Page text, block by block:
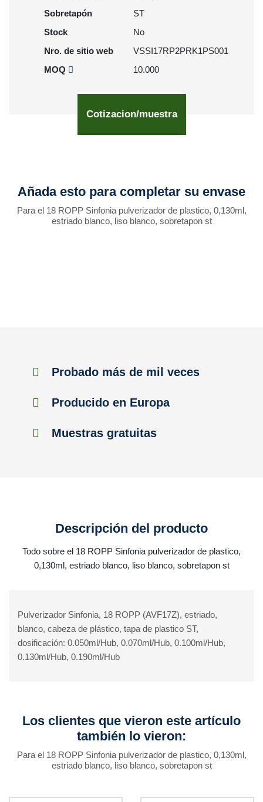
Sobretapón
ST
Stock
No
Nro. de sitio web
VSSI17RP2PRK1PS001
MOQ
10.000
Cotizacion/muestra
Añada esto para completar su envase
Para el 18 ROPP Sinfonia pulverizador de plastico, 0,130ml,
estriado blanco, liso blanco, sobretapon st
Probado más de mil veces
Producido en Europa
Muestras gratuitas
Descripción del producto
Todo sobre el 18 ROPP Sinfonia pulverizador de plastico,
0,130ml, estriado blanco, liso blanco, sobretapon st
Pulverizador Sinfonia, 18 ROPP (AVF17Z), estriado,
blanco, cabeza de plástico, tapa de plastico ST,
dosificación: 0.050ml/Hub, 0.070ml/Hub, 0.100ml/Hub,
0.130ml/Hub, 0.190ml/Hub
Los clientes que vieron este artículo
también lo vieron:
Para el 18 ROPP Sinfonia pulverizador de plastico, 0,130ml,
estriado blanco, liso blanco, sobretapon st